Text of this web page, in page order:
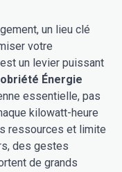
un lieu clé
votre
un levier puissant
Énergie
essentielle, pas
kilowatt-heure
ressources et limite
des gestes
de grands